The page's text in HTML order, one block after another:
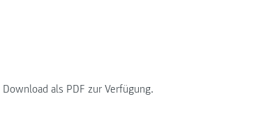
als PDF zur Verfügung.